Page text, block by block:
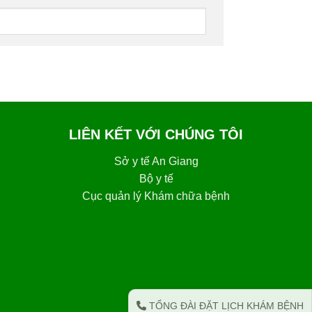
LIÊN KẾT VỚI CHÚNG TÔI
Sở y tế An Giang
Bộ y tế
Cục quản lý Khám chữa bệnh
TỔNG ĐÀI ĐẶT LỊCH KHÁM BỆNH